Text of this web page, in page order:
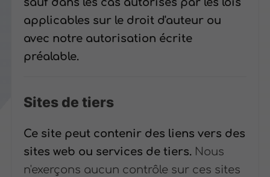
applicables sur le droit d'auteur ou
avec notre autorisation écrite
préalable.
Sites de tiers
Ce site peut contenir des liens vers des
sites web ou services de tiers.Nous
n'exerçons aucun contrôle sur ces sites